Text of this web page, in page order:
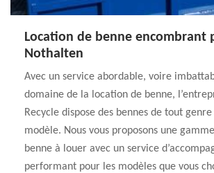
Location de benne encombrant
Nothalten
Avec un service abordable, voire
domaine de la location de benne,
Recycle dispose des bennes de tout
modèle. Nous vous proposons une
benne à louer avec un service
performant pour les modèles que vous